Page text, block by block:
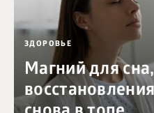
ЗДОРОВЬЕ
Магний для